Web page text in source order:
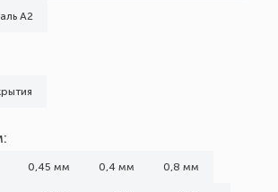
А2
0,45 мм 0,4 мм 0,8 мм